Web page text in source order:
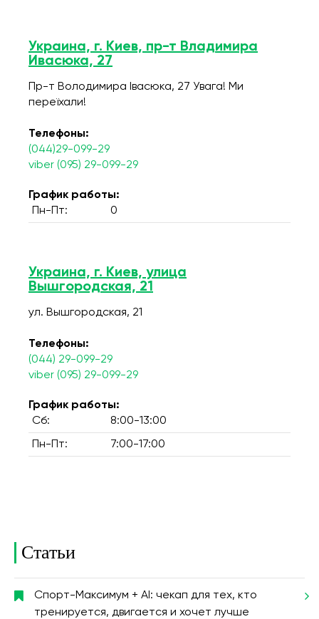
Украина, г. Киев, пр-т Владимира
Ивасюка, 27
Пр-т Володимира Івасюка, 27 Увага! Ми
переїхали!
Телефоны:
(044)29-099-29
viber (095) 29-099-29
График работы:
Пн-Пт:
0
Украина, г. Киев, улица
Вышгородская, 21
ул. Вышгородская, 21
Телефоны:
(044) 29-099-29
viber (095) 29-099-29
График работы:
Сб:
8:00-13:00
Пн-Пт: 7:00-17:00
Статьи
Спорт-Максимум + AI: чекап для тех, кто
тренируется, двигается и хочет лучше